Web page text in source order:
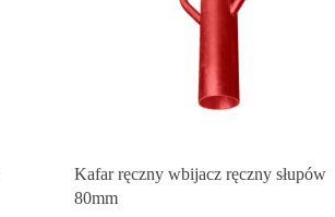
Kafar ręczny wbijacz ręczny słupów
80mm